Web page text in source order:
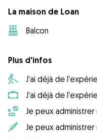
La maison de Loan
Balcon
Plus d'infos
J'ai déjà de
J'ai déjà de
Je peux
Je peux